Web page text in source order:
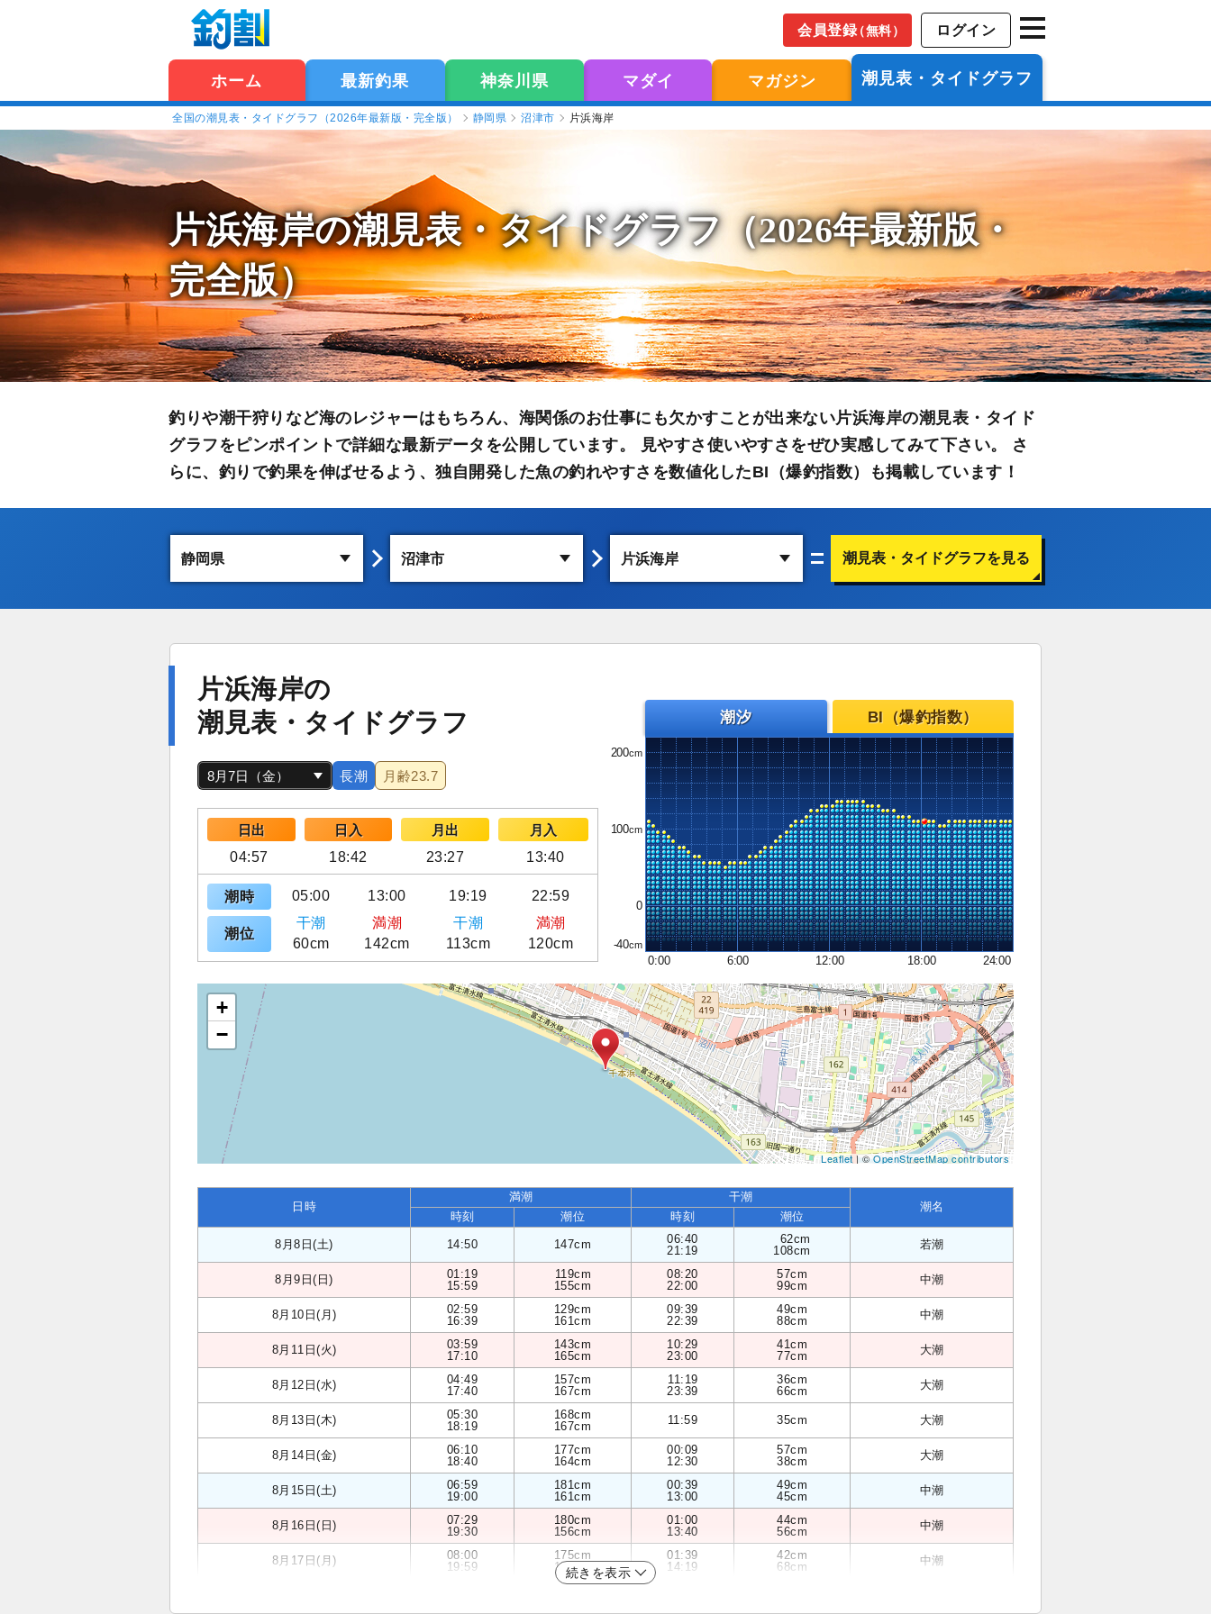
会員登録（無料） ログイン
ホーム 最新釣果 神奈川県 マダイ マガジン 潮見表・タイドグラフ
全国の潮見表・タイドグラフ（2026年最新版・完全版） 静岡県 沼津市 片浜海岸
片浜海岸の潮見表・タイドグラフ（2026年最新版・
完全版）
釣りや潮干狩りなど海のレジャーはもちろん、海関係のお仕事にも欠かすことが出来ない片浜海岸の潮見表・タイド
グラフをピンポイントで詳細な最新データを公開しています。 見やすさ使いやすさをぜひ実感してみて下さい。 さ
らに、釣りで釣果を伸ばせるよう、独自開発した魚の釣れやすさを数値化したBI（爆釣指数）も掲載しています！
潮見表・タイドグラフを見る
片浜海岸の
潮見表・タイドグラフ
長潮 月齢23.7
日出 日入 月出
月入
04:57
18:42 23:27 13:40
潮時 05:00 13:00 19:19 22:59
潮位
干潮 満潮 干潮
満潮
60cm
142cm 113cm 120cm
潮汐 BI（爆釣指数）
200
100
0
-40
0:00
6:00 12:00 18:00 24:00
+
−
Leaflet| ©OpenStreetMap contributors
日時
満潮 干潮
潮名
時刻 潮位 時刻 潮位
8月8日(土) 14:50 147cm
06:40
21:19
62cm
108cm
若潮
8月9日(日)
01:19
15:59
119cm
155cm
08:20
22:00
57cm
99cm
中潮
8月10日(月)
02:59
16:39
129cm
161cm
09:39
22:39
49cm
88cm
中潮
8月11日(火)
03:59
17:10
143cm
165cm
10:29
23:00
41cm
77cm
大潮
8月12日(水)
04:49
17:40
157cm
167cm
11:19
23:39
36cm
66cm
大潮
8月13日(木)
05:30
18:19
168cm
167cm
11:59 35cm 大潮
8月14日(金)
06:10
18:40
177cm
164cm
00:09
12:30
57cm
38cm
大潮
8月15日(土)
06:59
19:00
181cm
161cm
00:39
13:00
49cm
45cm
中潮
8月16日(日)
07:29
19:30
180cm
156cm
01:00
13:40
44cm
56cm
中潮
8月17日(月)
08:00
19:59
175cm
150cm
01:39
14:19
42cm
68cm
中潮
続きを表示